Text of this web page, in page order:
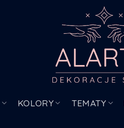
KOLORY TEMATY